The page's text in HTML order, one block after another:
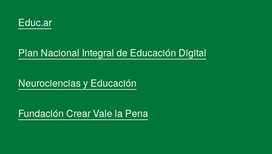
Educ.ar
Plan Nacional Integral de Educación Digital
Neurociencias y Educación
Fundación Crear Vale la Pena